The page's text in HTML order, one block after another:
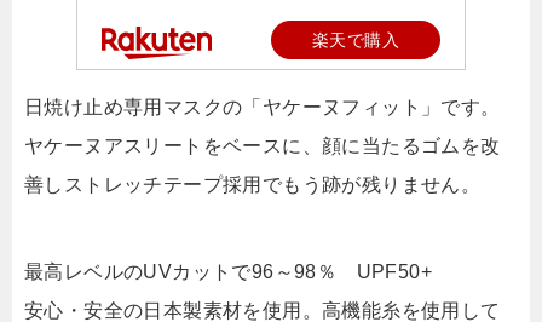
楽天で購入
日焼け止め専用マスクの「ヤケーヌフィット」です。
ヤケーヌアスリートをベースに、顔に当たるゴムを改
善しストレッチテープ採用でもう跡が残りません。
最高レベルのUVカットで96～98％ UPF50+
安心・安全の日本製素材を使用。高機能糸を使用して